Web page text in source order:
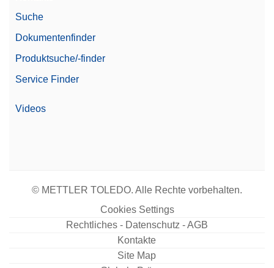
Suche
Dokumentenfinder
Produktsuche/-finder
Service Finder
Videos
© METTLER TOLEDO. Alle Rechte vorbehalten.
Cookies Settings
Rechtliches - Datenschutz - AGB
Kontakte
Site Map